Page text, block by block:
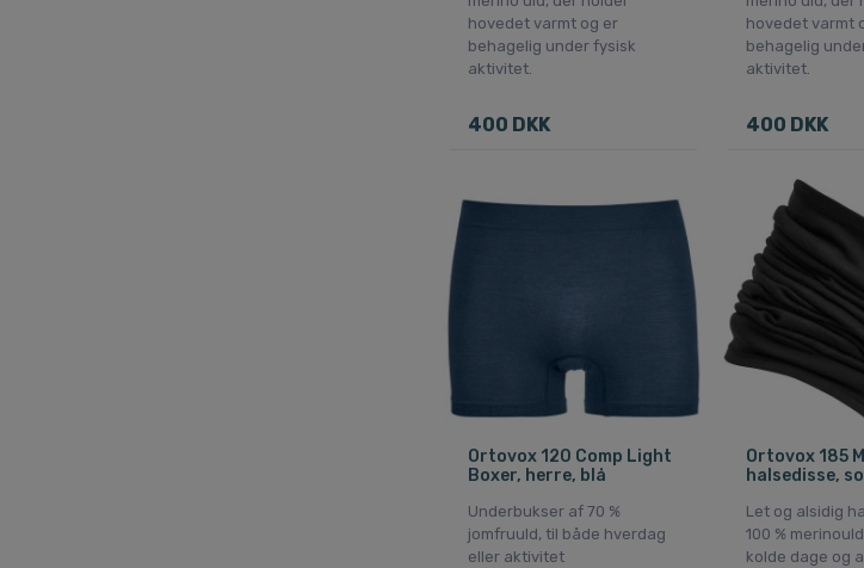
hovedet varmt og er
behagelig under fysisk
aktivitet.
400 DKK
hovedet varmt
behagelig
aktivitet.
400 DKK
Ortovox 120 Comp Light
Boxer, herre, blå
Underbukser af 70 %
jomfruuld, til både hverdag
eller aktivitet
Ortovox 185
halsedisse,
Let og alsidig
100 %
kolde dage og